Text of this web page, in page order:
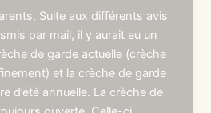
Suite aux différents avis
par mail, il y aurait eu un
de garde actuelle (crèche
et la crèche de garde
d’été annuelle. La crèche de